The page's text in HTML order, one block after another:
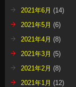
2021年6月 (14)
2021年5月 (6)
2021年4月 (8)
2021年3月 (5)
2021年2月 (8)
2021年1月 (12)